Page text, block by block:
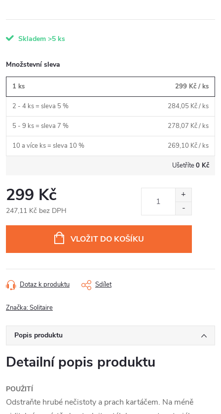
Skladem >5 ks
Množstevní sleva
1 ks 299 Kč / ks
2 - 4 ks = sleva 5 % 284,05 Kč/ ks
5 - 9 ks = sleva 7 % 278,07 Kč/ ks
10 a více ks = sleva 10 % 269,10 Kč/ ks
Ušetříte0 Kč
299 Kč
247,11 Kč bez DPH
VLOŽIT DO KOŠÍKU
Dotaz k produktu Sdílet
Značka:Solitaire
Popis produktu
Detailní popis produktu
POUŽITÍ
Odstraňte hrubé nečistoty a prach kartáčem. Na méně